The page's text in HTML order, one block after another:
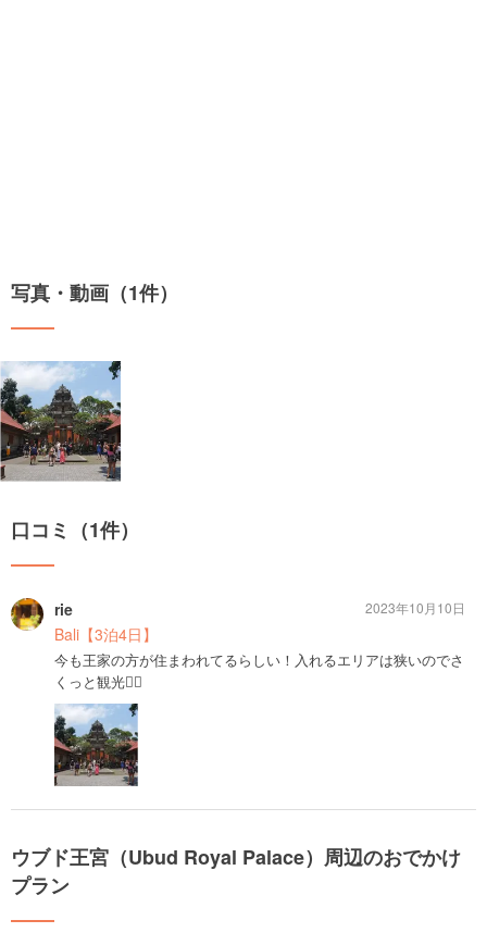
写真・動画（1件）
口コミ（1件）
rie
Bali【3泊4日】
今も王家の方が住まわれてるらしい！入れるエリアは狭いのでさ
くっと観光🙋‍♀️
2023年10月10日
ウブド王宮（Ubud Royal Palace）周辺のおでかけ
プラン